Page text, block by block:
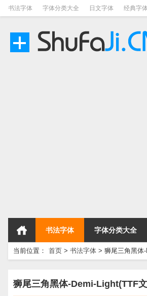
书法字体 字体分类大全 日文字体 经典字体
书法字体 字体分类大全
当前位置： 首页 > 书法字体 > 狮尾三角黑体
狮尾三角黑体-Demi-Light(TTF